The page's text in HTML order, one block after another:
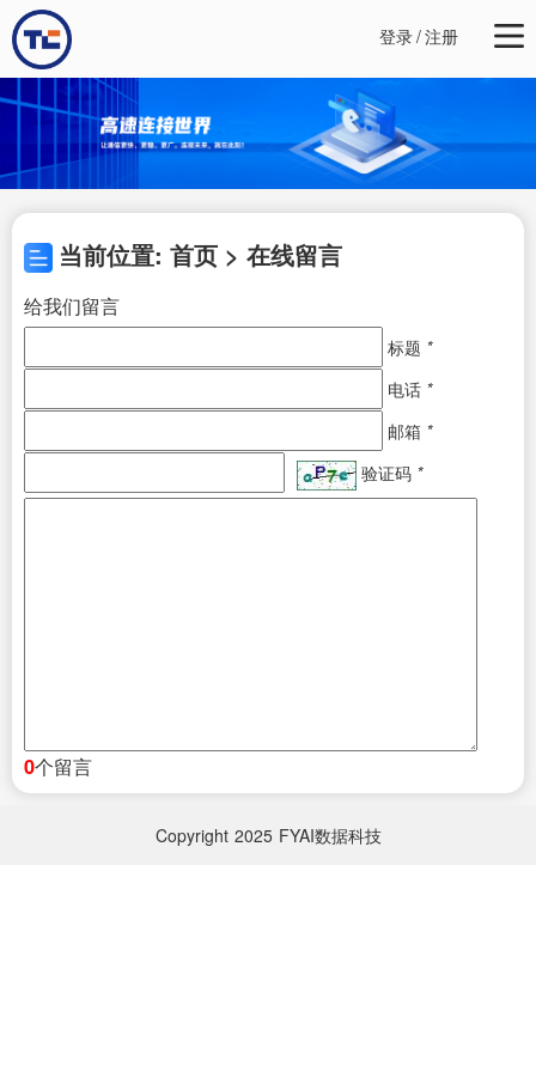
登录/注册
当前位置: 首页 > 在线留言
给我们留言
标题 *
电话 *
邮箱 *
验证码 *
0个留言
Copyright 2025 FYAI数据科技